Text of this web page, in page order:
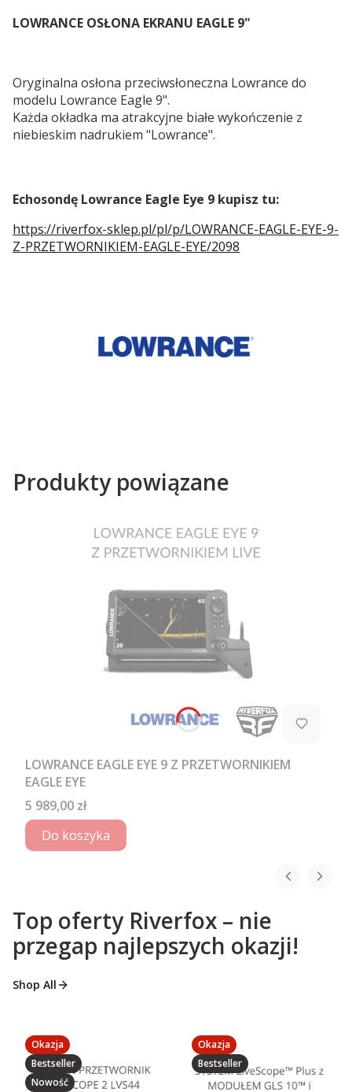
LOWRANCE OSŁONA EKRANU EAGLE 9"
Oryginalna osłona przeciwsłoneczna Lowrance do
modelu Lowrance Eagle 9".
Każda okładka ma atrakcyjne białe wykończenie z
niebieskim nadrukiem "Lowrance".
Echosondę Lowrance Eagle Eye 9 kupisz tu:
https://riverfox-sklep.pl/pl/p/LOWRANCE-EAGLE-EYE-9-
Z-PRZETWORNIKIEM-EAGLE-EYE/2098
Produkty powiązane
LOWRANCE EAGLE EYE 9 Z PRZETWORNIKIEM
EAGLE EYE
Cena
5 989,00 zł
Do koszyka
Top oferty Riverfox – nie
przegap najlepszych okazji!
Shop All
Okazja
Bestseller
Nowość
Okazja
Bestseller